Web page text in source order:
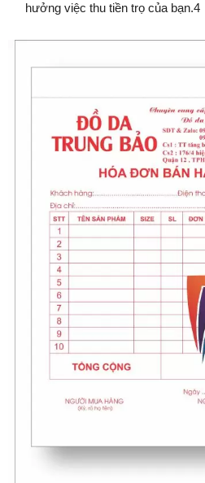
hưởng việc thu tiền trọ của bạn.4